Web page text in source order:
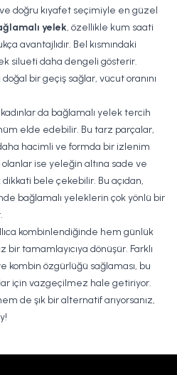
ve doğru kıyafet seçimiyle en güzel
yelek, özellikle kum saati
avantajlıdır. Bel kısmındaki
silueti daha dengeli gösterir.
bir geçiş sağlar, vücut oranını
da bağlamalı yelek tercih
elde edebilir. Bu tarz parçalar,
hacimli ve formda bir izlenim
ise yeleğin altına sade ve
bele çekebilir. Bu açıdan,
bağlamalı yeleklerin çok yönlü bir
kombinlendiğinde hem günlük
tamamlayıcıya dönüşür. Farklı
özgürlüğü sağlaması, bu
için vazgeçilmez hale getiriyor.
de şık bir alternatif arıyorsanız,